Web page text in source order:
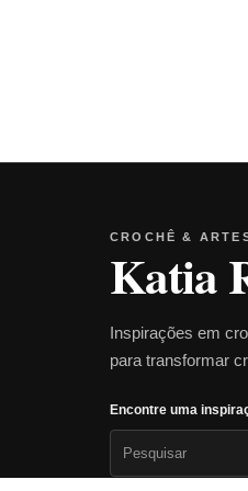
CROCHÊ &
Katia
Inspirações em
para transformar
Encontre uma